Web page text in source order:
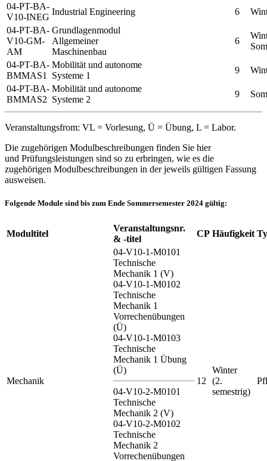
04-PT-BA-
V10-INEG
Industrial Engineering 6
04-PT-BA-
V10-GM-
AM
Grundlagenmodul
Allgemeiner
Maschinenbau
6
04-PT-BA-
BMMAS1
Mobilität und autonome
Systeme 1
9
04-PT-BA-
BMMAS2
Mobilität und autonome
Systeme 2
9
Veranstaltungsfrom: VL = Vorlesung, Ü = Übung, L = Labor.
Die zugehörigen Modulbeschreibungen finden Sie hier
und Prüfungsleistungen sind so zu erbringen, wie es die
zugehörigen Modulbeschreibungen in der jeweils gültigen Fassung
ausweisen.
Folgende Module sind bis zum Ende Sommersemester 2024 gültig:
Modultitel
Veranstaltungsnr.
& -titel
CP Häufigkeit
Mechanik
04-V10-1-M0101
Technische
Mechanik 1 (V)
04-V10-1-M0102
Technische
Mechanik 1
Vorrechenübungen
(Ü)
04-V10-1-M0103
Technische
Mechanik 1 Übung
(Ü)
04-V10-2-M0101
Technische
Mechanik 2 (V)
04-V10-2-M0102
Technische
Mechanik 2
Vorrechenübungen
12
Winter
(2.
semestrig)